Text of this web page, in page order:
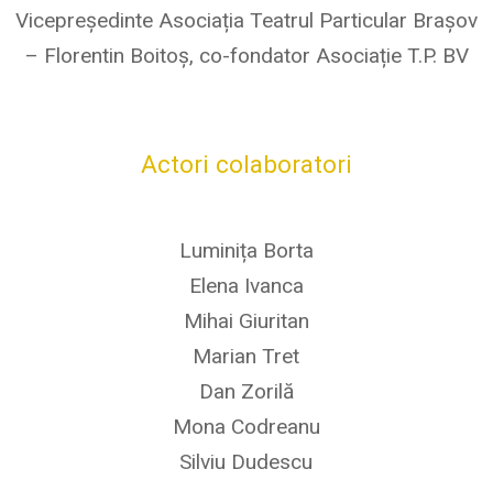
Vicepreședinte Asociația Teatrul Particular Brașov
– Florentin Boitoș, co-fondator Asociație T.P. BV
Actori colaboratori
Luminița Borta
Elena Ivanca
Mihai Giuritan
Marian Tret
Dan Zorilă
Mona Codreanu
Silviu Dudescu